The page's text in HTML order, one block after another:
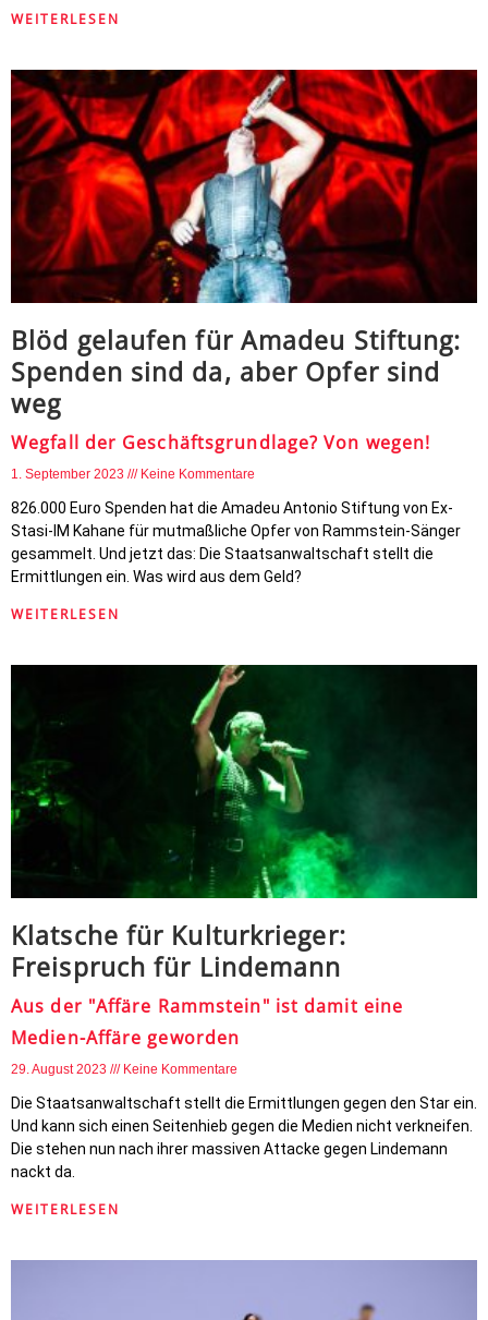
WEITERLESEN
Blöd gelaufen für Amadeu Stiftung:
Spenden sind da, aber Opfer sind
weg
Wegfall der Geschäftsgrundlage? Von wegen!
1. September 2023 Keine Kommentare
826.000 Euro Spenden hat die Amadeu Antonio Stiftung von Ex-
Stasi-IM Kahane für mutmaßliche Opfer von Rammstein-Sänger
gesammelt. Und jetzt das: Die Staatsanwaltschaft stellt die
Ermittlungen ein. Was wird aus dem Geld?
WEITERLESEN
Klatsche für Kulturkrieger:
Freispruch für Lindemann
Aus der "Affäre Rammstein" ist damit eine
Medien-Affäre geworden
29. August 2023 Keine Kommentare
Die Staatsanwaltschaft stellt die Ermittlungen gegen den Star ein.
Und kann sich einen Seitenhieb gegen die Medien nicht verkneifen.
Die stehen nun nach ihrer massiven Attacke gegen Lindemann
nackt da.
WEITERLESEN